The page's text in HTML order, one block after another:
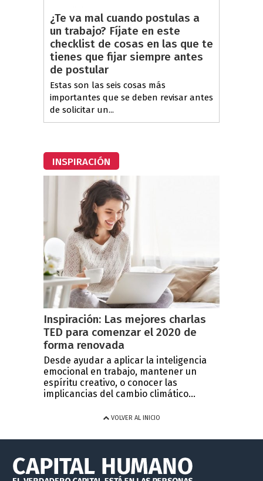
¿Te va mal cuando postulas a
un trabajo? Fíjate en este
checklist de cosas en las que te
tienes que fijar siempre antes
de postular
Estas son las seis cosas más
importantes que se deben revisar antes
de solicitar un...
INSPIRACIÓN
Inspiración: Las mejores charlas
TED para comenzar el 2020 de
forma renovada
Desde ayudar a aplicar la inteligencia
emocional en trabajo, mantener un
espíritu creativo, o conocer las
implicancias del cambio climático...
VOLVER AL INICIO